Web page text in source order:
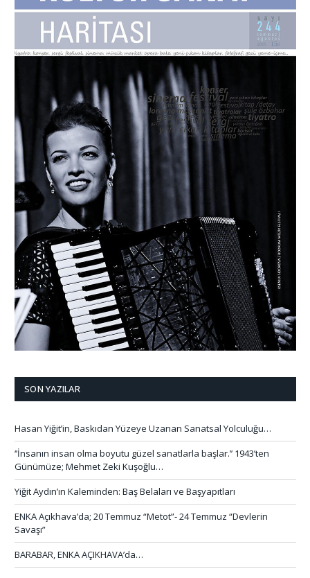
SON YAZILAR
Hasan Yiğit’in, Baskıdan Yüzeye Uzanan Sanatsal Yolculuğu…
‘’İnsanın insan olma boyutu güzel sanatlarla başlar.’’ 1943’ten
Günümüze; Mehmet Zeki Kuşoğlu…
Yiğit Aydın’ın Kaleminden: Baş Belaları ve Başyapıtları
ENKA Açıkhava’da; 20 Temmuz “Metot”- 24 Temmuz “Devlerin
Savaşı”
BARABAR, ENKA AÇIKHAVA’da…